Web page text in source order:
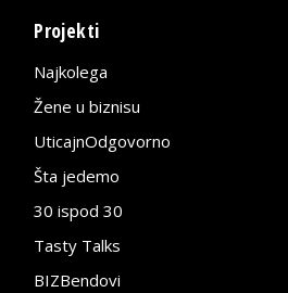
Projekti
Najkolega
Žene u biznisu
UticajnOdgovorno
Šta jedemo
30 ispod 30
Tasty Talks
BIZBendovi